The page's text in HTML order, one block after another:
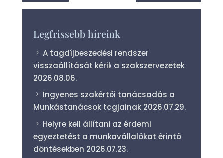
Legfrissebb híreink
A tagdíjbeszedési rendszer
visszaállítását kérik a szakszervezetek
2026.08.06.
Ingyenes szakértői tanácsadás a
Munkástanácsok tagjainak 2026.07.29.
Helyre kell állítani az érdemi
egyeztetést a munkavállalókat érintő
döntésekben 2026.07.23.